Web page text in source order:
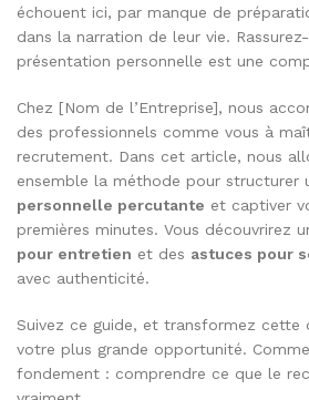
échouent ici, par manque de
dans la narration de leur vie.
présentation personnelle est une
Chez [Nom de l’Entreprise], nous
des professionnels comme vous à
recrutement. Dans cet article, nous
ensemble la méthode pour structurer
personnelle percutante et captiver
premières minutes. Vous découvrirez
pour entretien et des astuces pour
avec authenticité.
Suivez ce guide, et transformez cette
votre plus grande opportunité.
fondement : comprendre ce que le